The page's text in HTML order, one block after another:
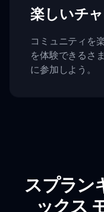
楽しいチ
コミュニティを
を体験できるさ
に参加しよう。
スプラン
ックス